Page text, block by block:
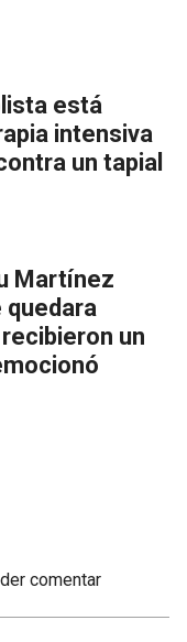
está
intensiva
un tapial
Martínez
quedara
un
comentar